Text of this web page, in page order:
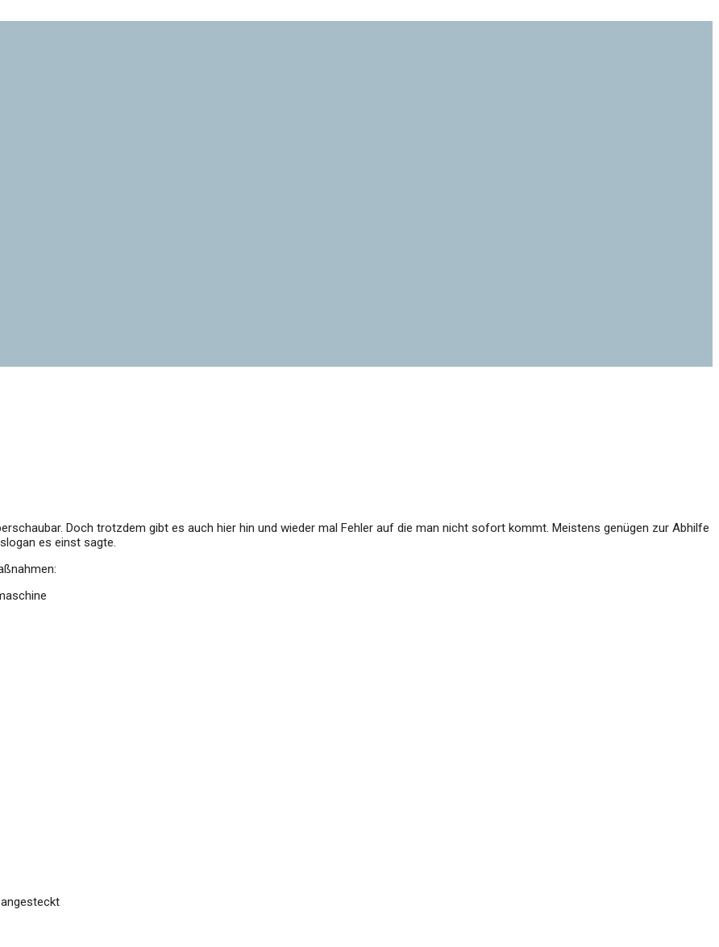
Doch trotzdem gibt es auch hier hin und wieder mal Fehler auf die man nicht sofort kommt. Meistens genügen zur Abhilfe
es einst sagte.